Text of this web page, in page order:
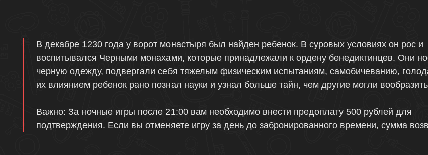
Описание
В декабре 1230 года у ворот монастыря был найден ребенок. В суровых условиях он рос и
воспитывался Черными монахами, которые принадлежали к ордену бенедиктинцев. Они
черную одежду, подвергали себя тяжелым физическим испытаниям, самобичеванию,
их влиянием ребенок рано познал науки и узнал больше тайн, чем другие могли
Важно: За ночные игры после 21:00 вам необходимо внести предоплату 500 рублей для
подтверждения. Если вы отменяете игру за день до забронированного времени, сумма